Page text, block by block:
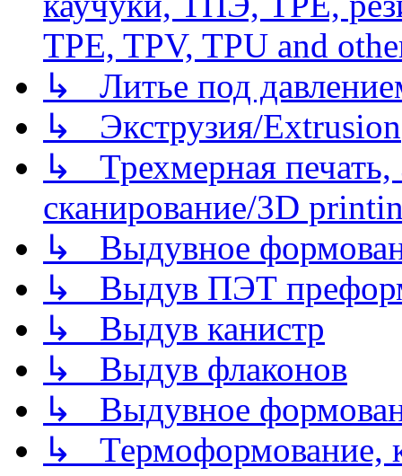
TPE, TPV, TPU and
↳ Литье под
↳ Экструзия/Extrusion
↳ Трехмерная
сканирование/3D
↳ Выдувное
↳ Выдув ПЭТ
↳ Выдув канистр
↳ Выдув флаконов
↳ Выдувное
↳ Термоформование,